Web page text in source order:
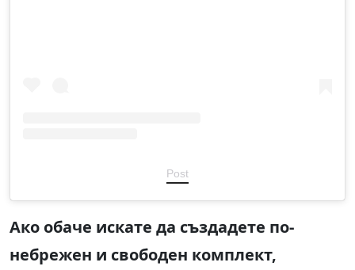
Post
Ако обаче искате да създадете по-
небрежен и свободен комплект,